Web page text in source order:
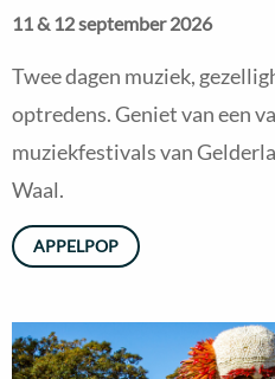
11 & 12 september 2026
Twee dagen muziek,
optredens. Geniet van een
muziekfestivals van
Waal.
APPELPOP
Read
more